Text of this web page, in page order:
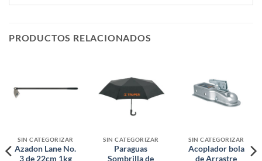
PRODUCTOS RELACIONADOS
SIN CATEGORIZAR
Azadon Lane No.
3 de 22cm 1kg
SIN CATEGORIZAR
Paraguas
Sombrilla de
SIN CATEGORIZAR
Acoplador bola
de Arrastre